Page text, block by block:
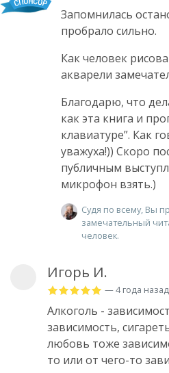
Запомнилась
пробрало сильно.
Как человек
акварели
Благодарю, что
как эта книга и
клавиатуре”. Как
уважуха!)) Скоро
публичным
микрофон взять.)
Судя по всему, Вы
замечательный
человек.
Игорь И.
— 4 года назад
Алкоголь -
зависимость,
любовь тоже
то или от чего-то